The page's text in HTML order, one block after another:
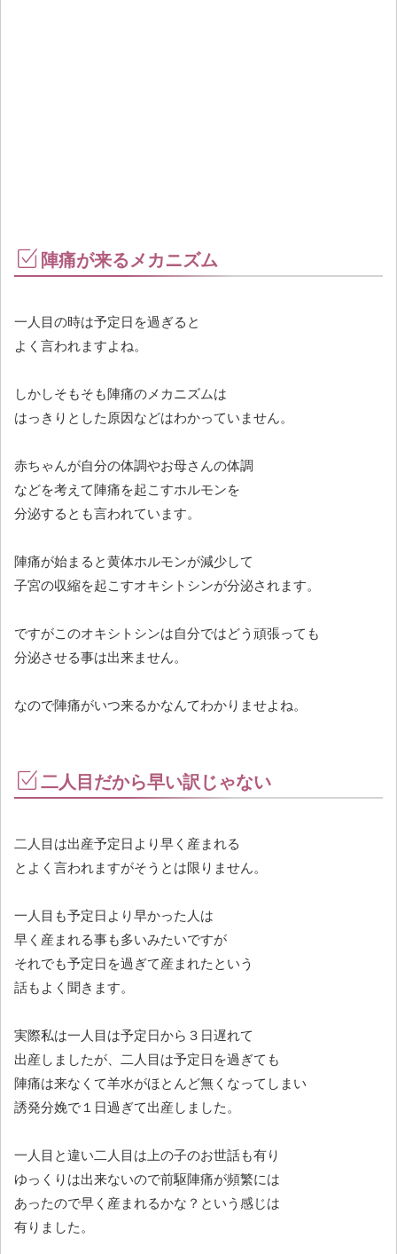
陣痛が来るメカニズム
一人目の時は予定日を過ぎると
よく言われますよね。
しかしそもそも陣痛のメカニズムは
はっきりとした原因などはわかっていません。
赤ちゃんが自分の体調やお母さんの体調
などを考えて陣痛を起こすホルモンを
分泌するとも言われています。
陣痛が始まると黄体ホルモンが減少して
子宮の収縮を起こすオキシトシンが分泌されます。
ですがこのオキシトシンは自分ではどう頑張っても
分泌させる事は出来ません。
なので陣痛がいつ来るかなんてわかりませよね。
二人目だから早い訳じゃない
二人目は出産予定日より早く産まれる
とよく言われますがそうとは限りません。
一人目も予定日より早かった人は
早く産まれる事も多いみたいですが
それでも予定日を過ぎて産まれたという
話もよく聞きます。
実際私は一人目は予定日から３日遅れて
出産しましたが、二人目は予定日を過ぎても
陣痛は来なくて羊水がほとんど無くなってしまい
誘発分娩で１日過ぎて出産しました。
一人目と違い二人目は上の子のお世話も有り
ゆっくりは出来ないので前駆陣痛が頻繁には
あったので早く産まれるかな？という感じは
有りました。